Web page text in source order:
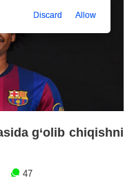
g‘olib chiqishni
47
Discard Allow